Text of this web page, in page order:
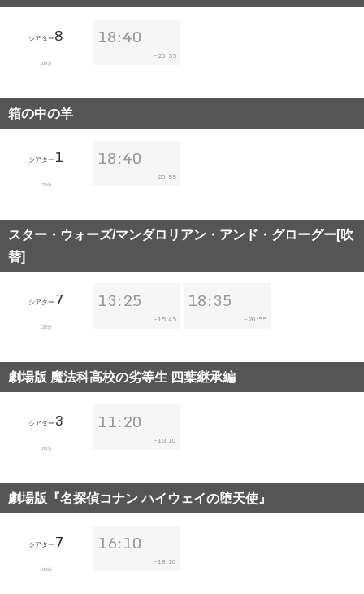
シアター8
104分
18:40
~ 20:35
箱の中の羊
シアター 1
125分
18:40
~ 20:55
スター・ウォーズ/マンダロリアン・アンド・グローグー[吹
替]
シアター 7
132分
13:25
~15:45
18:35
~ 20:55
劇場版 魔法科高校の劣等生 四葉継承編
シアター 3
103分
11:20
~13:10
劇場版『名探偵コナン ハイウェイの堕天使』
シアター 7
109分
16:10
~18:10